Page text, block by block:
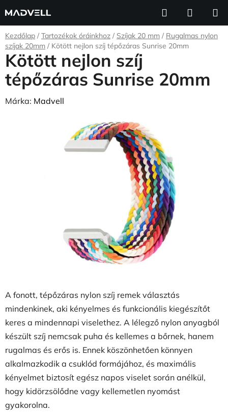
fő
tartalomhoz
KeresésKOSÁR
Kezdőlap / Tartozékok óráinkhoz / Szíjak 20 mm / Rugalmas nylon
szíjak 20mm / Kötött nejlon szíj tépőzáras Sunrise 20mm
A fonott, tépőzáras nylon szíj remek választás
mindenkinek, aki kényelmes és funkcionális kiegészítőt
keres a mindennapi viselethez. A lélegző nylon anyagból
készült szíj nemcsak puha és kellemes a bőrnek, hanem
rugalmas és erős is. Ennek köszönhetően könnyen
alkalmazkodik a csuklód formájához, és maximális
kényelmet biztosít egész napos viselet során anélkül,
hogy kidörzsölődne vagy kellemetlen nyomást
gyakorolna.
Kötött nejlon szíj
tépőzáras Sunrise 20mm
Márka: Madvell